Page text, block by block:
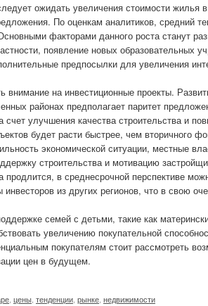
ожидать увеличения стоимости жилья
По оценкам аналитиков, средний
факторами данного роста станут
появление новых образовательных
предпосылки для увеличения
внимание на инвестиционные проекты.
районах предполагает паритет
счет улучшения качества строительства и
будет расти быстрее, чем вторичного
экономической ситуации, местные
строительства и мотивацию
продлится, в среднесрочной перспективе
инвесторов из других регионов, что в свою
семей с детьми, такие как
увеличению покупательной
покупателям стоит рассмотреть
цен в будущем.
цены тенденции рынке недвижимости